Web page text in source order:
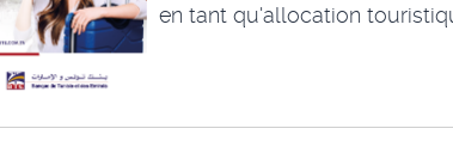
en tant qu'allocation